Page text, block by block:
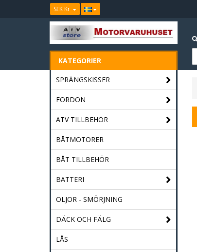
SEK Kr
KATEGORIER
SPRÄNGSKISSER
FORDON
ATV TILLBEHÖR
BÅTMOTORER
BÅT TILLBEHÖR
BATTERI
OLJOR - SMÖRJNING
DÄCK OCH FÄLG
LÅS